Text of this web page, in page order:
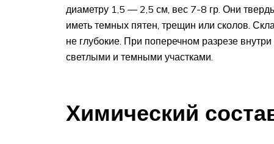
диаметру 1,5 — 2,5 см, вес 7-8 гр. Они
иметь темных пятен, трещин или сколов.
не глубокие. При поперечном разрезе
светлыми и темными участками.
Химический